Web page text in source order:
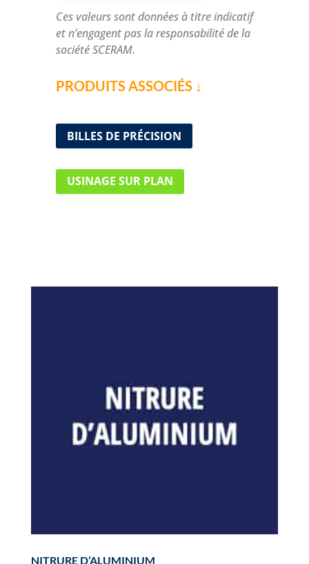
Ces valeurs sont données à titre indicatif
et n’engagent pas la responsabilité de la
société SCERAM.
PRODUITS ASSOCIÉS ↓
BILLES DE PRÉCISION
USINAGE SUR PLAN
NITRURE D’ALUMINIUM